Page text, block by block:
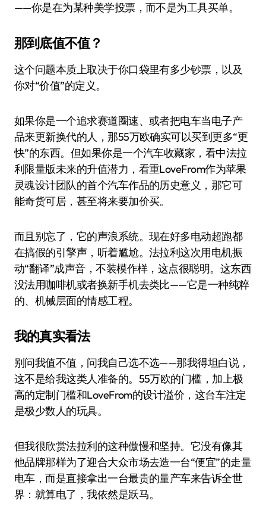
——你是在为某种美学投票，而不是为工具买单。
那到底值不值？
这个问题本质上取决于你口袋里有多少钞票，以及
你对“价值”的定义。
如果你是一个追求赛道圈速、或者把电车当电子产
品来更新换代的人，那55万欧确实可以买到更多“更
快”的东西。但如果你是一个汽车收藏家，看中法拉
利限量版未来的升值潜力，看重LoveFrom作为苹果
灵魂设计团队的首个汽车作品的历史意义，那它可
能奇货可居，甚至将来要加价买。
而且别忘了，它的声浪系统。现在好多电动超跑都
在搞假的引擎声，听着尴尬。法拉利这次用电机振
动“翻译”成声音，不装模作样，这点很聪明。这东西
没法用咖啡机或者换新手机去类比——它是一种纯粹
的、机械层面的情感工程。
我的真实看法
别问我值不值，问我自己选不选——那我得坦白说，
这不是给我这类人准备的。55万欧的门槛，加上极
高的定制门槛和LoveFrom的设计溢价，这台车注定
是极少数人的玩具。
但我很欣赏法拉利的这种傲慢和坚持。它没有像其
他品牌那样为了迎合大众市场去造一台“便宜”的走量
电车，而是直接拿出一台最贵的量产车来告诉全世
界：就算电了，我依然是跃马。